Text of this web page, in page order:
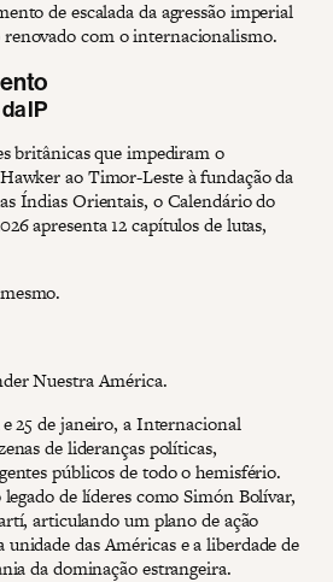
de escalada da agressão imperial
com o internacionalismo.
IP
britânicas que impediram o
ao Timor-Leste à fundação da
Índias Orientais, o Calendário do
apresenta 12 capítulos de lutas,
Nuestra América.
25 de janeiro, a Internacional
de lideranças políticas,
públicos de todo o hemisfério.
de líderes como Simón Bolívar,
articulando um plano de ação
das Américas e a liberdade de
da dominação estrangeira.